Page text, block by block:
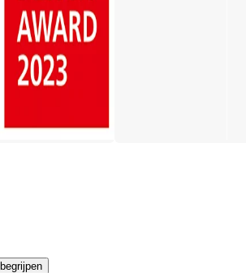
beheerd door Bazaarvoice en voldoen
is nuttig voor iedereen, of het nu een